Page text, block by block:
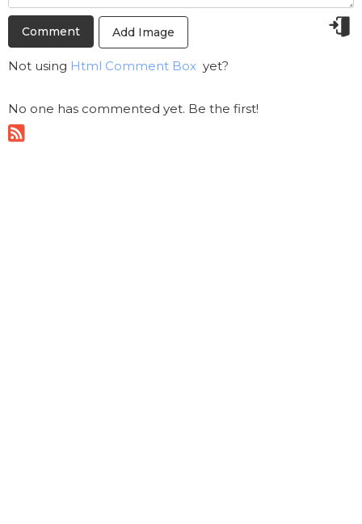
Add Image
Not using Html Comment Box yet?
No one has commented yet. Be the first!